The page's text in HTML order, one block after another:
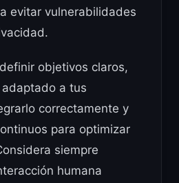
evitar vulnerabilidades
objetivos claros,
a tus
correctamente y
para optimizar
siempre
humana